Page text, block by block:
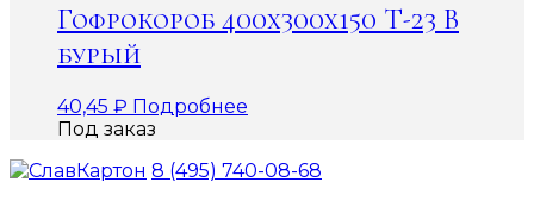
Гофрокороб 400х300х150 Т-23 В
бурый
40,45 ₽ Подробнее
Под заказ
8 (495) 740-08-68